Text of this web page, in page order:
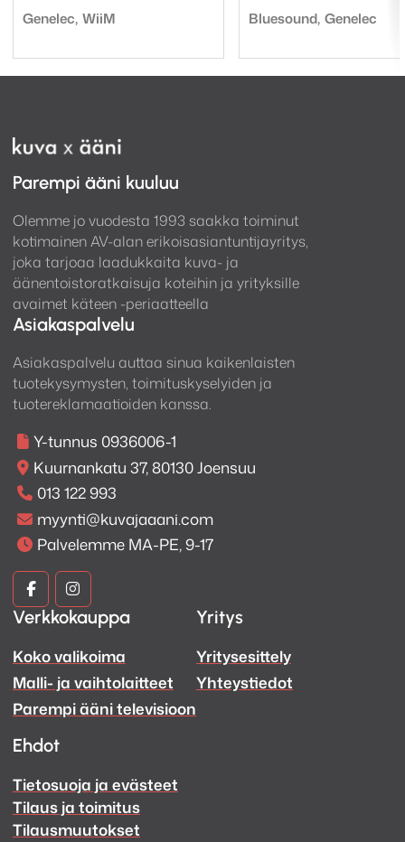
Tuotemerkki:
Genelec WiiM
oli:
on:
Tuotemerkki:
Bluesound Genelec
Parempi ääni kuuluu
Olemme jo vuodesta 1993 saakka toiminut
kotimainen AV-alan erikoisasiantuntijayritys,
joka tarjoaa laadukkaita kuva- ja
äänentoistoratkaisuja koteihin ja yrityksille
avaimet käteen -periaatteella
Asiakaspalvelu
Asiakaspalvelu auttaa sinua kaikenlaisten
tuotekysymysten, toimituskyselyiden ja
tuotereklamaatioiden kanssa.
Y-tunnus 0936006-1
Kuurnankatu 37, 80130 Joensuu
013 122 993
myynti@kuvajaaani.com
Palvelemme MA-PE, 9-17
Kuva
ja
Ääni
Facebook
Kuva
ja
Ääni
Instagram
Verkkokauppa
Koko valikoima
Malli- ja vaihtolaitteet
Parempi ääni televisioon
Yritys
Yritysesittely
Yhteystiedot
Ehdot
Tietosuoja ja evästeet
Tilaus ja toimitus
Tilausmuutokset